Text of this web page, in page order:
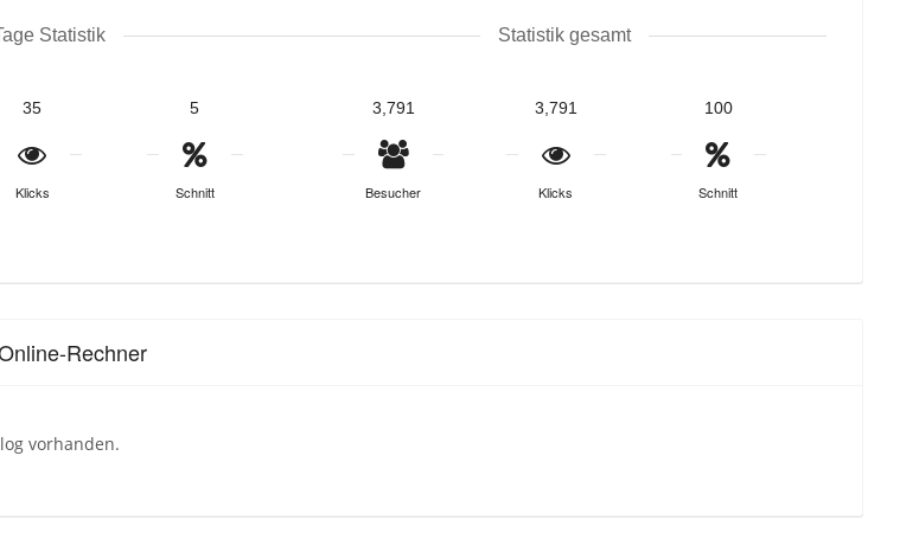
Statistik
35
Klicks
5
Schnitt
Statistik gesamt
3,791
Besucher
3,791
Klicks
100
Schnitt
Rechner
vorhanden.